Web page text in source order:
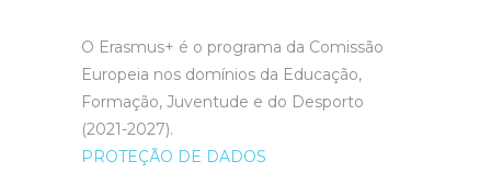
O Erasmus+ é o programa da Comissão
Europeia nos domínios da Educação,
Formação, Juventude e do Desporto
(2021-2027).
PROTEÇÃO DE DADOS